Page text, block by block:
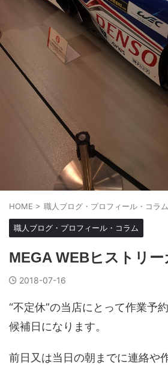
HOME > 職人ブログ・プロフィール・コラム
職人ブログ・プロフィール・コラム
MEGA WEBヒストリー
2018-07-16
“不定休”の当店にとって作業予
候補日になります。
前日又は当日の朝までに連絡や